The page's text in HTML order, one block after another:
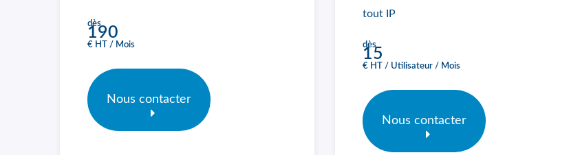
dès
190
€ HT / Mois
Nous contacter
tout IP
dès
15
€ HT / Utilisateur / Mois
Nous contacter